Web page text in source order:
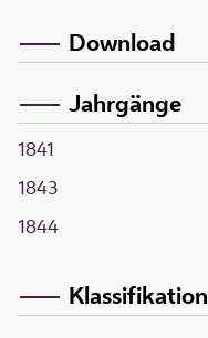
Download
Jahrgänge
1841
1843
1844
Klassifikation